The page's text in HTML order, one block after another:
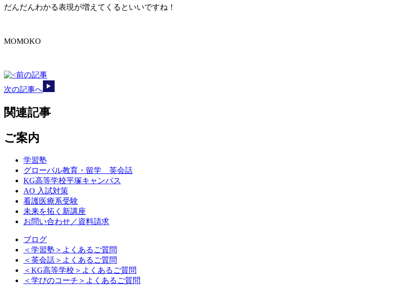
だんだんわかる表現が増えてくるといいですね！
MOMOKO
前の記事
次の記事へ
関連記事
ご案内
学習塾
グローバル教育・留学 英会話
KG高等学校平塚キャンパス
AO 入試対策
看護医療系受験
未来を拓く新講座
お問い合わせ／資料請求
ブログ
＜学習塾＞よくあるご質問
＜英会話＞よくあるご質問
＜KG高等学校＞よくあるご質問
＜学びのコーチ＞よくあるご質問